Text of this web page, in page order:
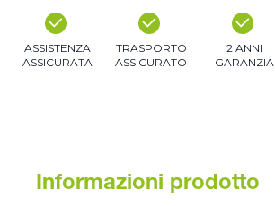
ASSISTENZA
ASSICURATA
TRASPORTO
ASSICURATO
2 ANNI
GARANZIA
Informazioni prodotto